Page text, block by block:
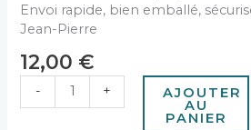
Envoi rapide, bien emballé,
Jean-Pierre
12,00 €
- + AJOUTER
AU
PANIER